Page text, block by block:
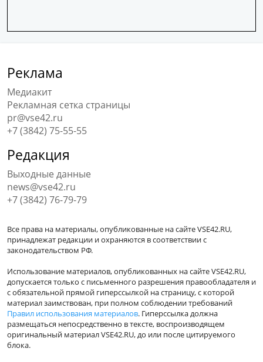
Реклама
Медиакит
Рекламная сетка страницы
pr@vse42.ru
+7 (3842) 75-55-55
Редакция
Выходные данные
news@vse42.ru
+7 (3842) 76-79-79
Все права на материалы, опубликованные на сайте VSE42.RU,
принадлежат редакции и охраняются в соответствии с
законодательством РФ.
Использование материалов, опубликованных на сайте VSE42.RU,
допускается только с письменного разрешения правообладателя и
с обязательной прямой гиперссылкой на страницу, с которой
материал заимствован, при полном соблюдении требований
Правил использования материалов. Гиперссылка должна
размещаться непосредственно в тексте, воспроизводящем
оригинальный материал VSE42.RU, до или после цитируемого
блока.